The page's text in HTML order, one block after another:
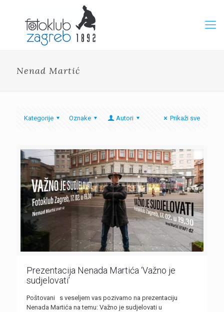
Nenad Martić
Kategorije Oznake Autori Prikaži sve
Prezentacija Nenada Martića ‘Važno je
sudjelovati’
Poštovani s veseljem vas pozivamo na prezentaciju
Nenada Martića na temu: Važno je sudjelovati u